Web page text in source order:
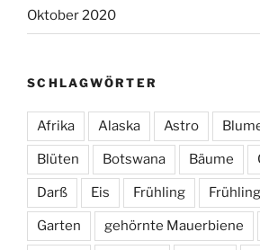
Oktober 2020
SCHLAGWÖRTER
Afrika Alaska Astro
Blüten Botswana Bäume
Darß Eis Frühling
Garten gehörnte Mauerbiene